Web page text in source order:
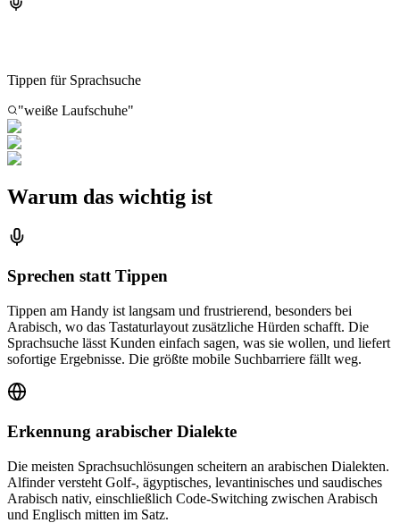
Tippen für Sprachsuche
"weiße Laufschuhe"
Warum das wichtig ist
Sprechen statt Tippen
Tippen am Handy ist langsam und frustrierend, besonders bei
Arabisch, wo das Tastaturlayout zusätzliche Hürden schafft. Die
Sprachsuche lässt Kunden einfach sagen, was sie wollen, und liefert
sofortige Ergebnisse. Die größte mobile Suchbarriere fällt weg.
Erkennung arabischer Dialekte
Die meisten Sprachsuchlösungen scheitern an arabischen Dialekten.
Alfinder versteht Golf-, ägyptisches, levantinisches und saudisches
Arabisch nativ, einschließlich Code-Switching zwischen Arabisch
und Englisch mitten im Satz.